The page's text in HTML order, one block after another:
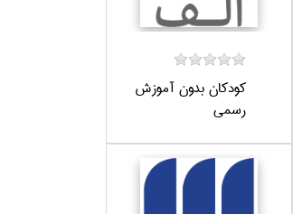
كودكان بدون آموزش
رسمي